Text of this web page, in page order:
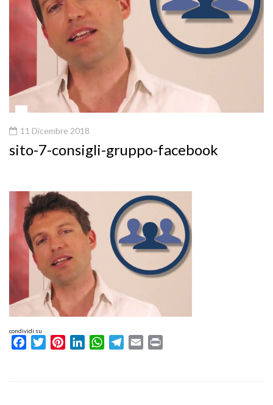
11 Dicembre 2018
sito-7-consigli-gruppo-facebook
condividi su
FacebookTwitterPinterestLinkedInWhatsAppTelegram
Email